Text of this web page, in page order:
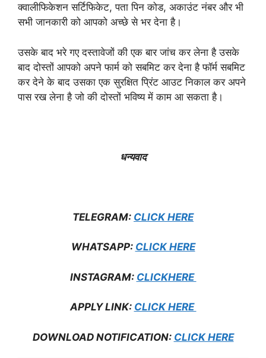
क्वालीफिकेशन सर्टिफिकेट, पता पिन कोड, अकाउंट नंबर और भी
सभी जानकारी को आपको अच्छे से भर देना है।
उसके बाद भरे गए दस्तावेजों की एक बार जांच कर लेना है उसके
बाद दोस्तों आपको अपने फार्म को सबमिट कर देना है फॉर्म सबमिट
कर देने के बाद उसका एक सुरक्षित प्रिंट आउट निकाल कर अपने
पास रख लेना है जो की दोस्तों भविष्य में काम आ सकता है।
धन्यवाद
TELEGRAM: CLICK HERE
WHATSAPP: CLICK HERE
INSTAGRAM: CLICKHERE
APPLY LINK: CLICK HERE
DOWNLOAD NOTIFICATION: CLICK HERE